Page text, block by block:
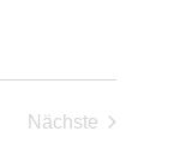
Nächste